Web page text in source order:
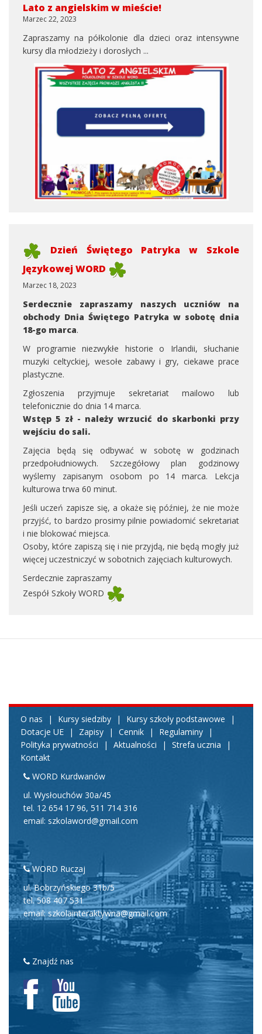
Lato z angielskim w mieście!
Marzec 22, 2023
Zapraszamy na półkolonie dla dzieci oraz intensywne
kursy dla młodzieży i dorosłych ...
Dzień Świętego Patryka w Szkole
Językowej WORD
Marzec 18, 2023
Serdecznie zapraszamy naszych uczniów na
obchody Dnia Świętego Patryka w sobotę dnia
18-go marca.
W programie niezwykłe historie o Irlandii, słuchanie
muzyki celtyckiej, wesołe zabawy i gry, ciekawe prace
plastyczne.
Zgłoszenia przyjmuje sekretariat mailowo lub
telefonicznie do dnia 14 marca.
Wstęp 5 zł - należy wrzucić do skarbonki przy
wejściu do sali.
Zajęcia będą się odbywać w sobotę w godzinach
przedpołudniowych. Szczegółowy plan godzinowy
wyślemy zapisanym osobom po 14 marca. Lekcja
kulturowa trwa 60 minut.
Jeśli uczeń zapisze się, a okaże się później, że nie może
przyjść, to bardzo prosimy pilnie powiadomić sekretariat
i nie blokować miejsca.
Osoby, które zapiszą się i nie przyjdą, nie będą mogły już
więcej uczestniczyć w sobotnich zajęciach kulturowych.
Serdecznie zapraszamy
Zespół Szkoły WORD
O nas | Kursy siedziby | Kursy szkoły podstawowe
|
Dotacje UE
| Zapisy | Cennik | Regulaminy
|
Polityka prywatności
| Aktualności | Strefa ucznia
|
Kontakt
WORD Kurdwanów
ul. Wysłouchów 30a/45
tel. 12 654 17 96, 511 714 316
email: szkolaword@gmail.com
WORD Ruczaj
ul. Bobrzyńskiego 31b/5
tel.508 407 531
email: szkolainteraktywna@gmail.com
Znajdź nas